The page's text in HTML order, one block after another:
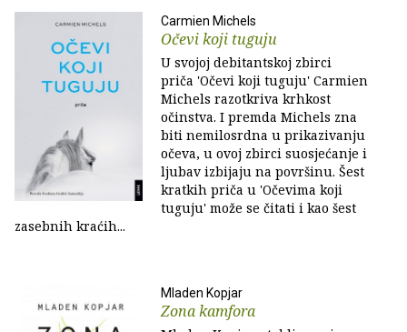
Carmien Michels
Očevi koji tuguju
U svojoj debitantskoj zbirci
priča 'Očevi koji tuguju' Carmien
Michels razotkriva krhkost
očinstva. I premda Michels zna
biti nemilosrdna u prikazivanju
očeva, u ovoj zbirci suosjećanje i
ljubav izbijaju na površinu. Šest
kratkih priča u 'Očevima koji
tuguju' može se čitati i kao šest
zasebnih kraćih...
Mladen Kopjar
Zona kamfora